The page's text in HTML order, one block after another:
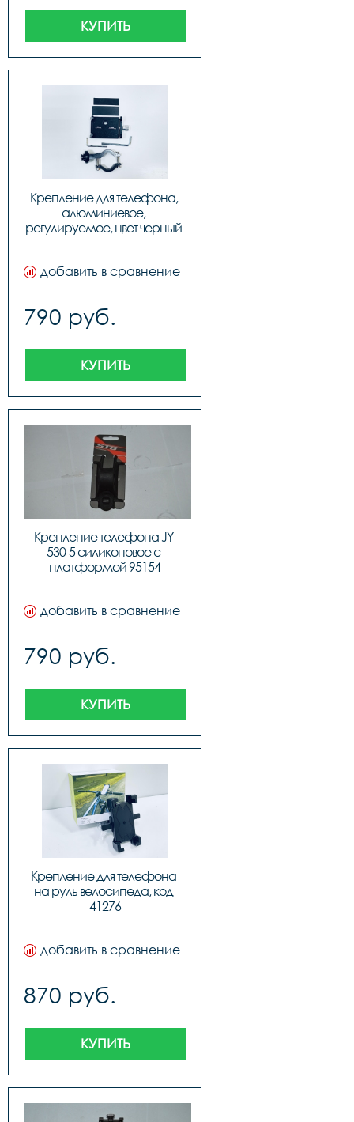
КУПИТЬ
Крепление для телефона,
алюминиевое,
регулируемое, цвет черный
добавить в сравнение
790 руб.
КУПИТЬ
Крепление телефона JY-
530-5 силиконовое c
платформой 95154
добавить в сравнение
790 руб.
КУПИТЬ
Крепление для телефона
на руль велосипеда, код
41276
добавить в сравнение
870 руб.
КУПИТЬ